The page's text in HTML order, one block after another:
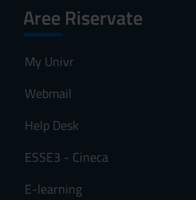
Aree Riservate
My Univr
Webmail
Help Desk
ESSE3 - Cineca
E-learning